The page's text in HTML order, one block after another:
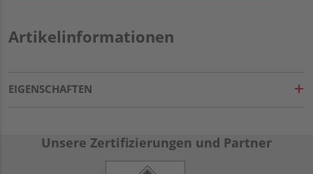
Artikelinformationen
EIGENSCHAFTEN
Unsere Zertifizierungen und Partner